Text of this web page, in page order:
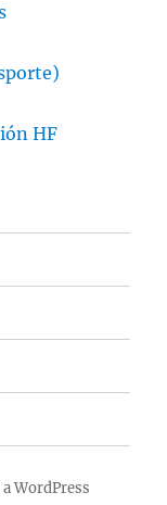
HF
WordPress